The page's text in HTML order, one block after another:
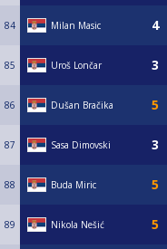
84 Milan Masic
85 Uroš Lončar
86 Dušan Bračika
87 Sasa Dimovski
88 Buda Miric
89 Nikola Nešić